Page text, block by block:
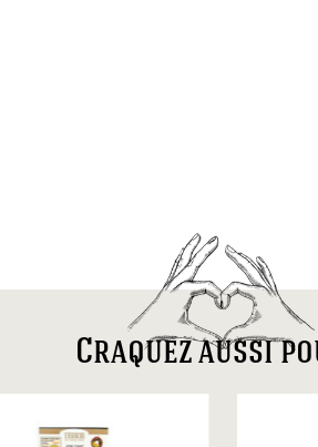
Craquez aussi